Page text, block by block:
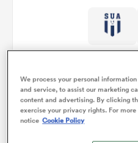
Détails
We process your personal
and service, to assist our marketing
content and advertising. By clicking
exercise your privacy rights. For
notice Cookie Policy